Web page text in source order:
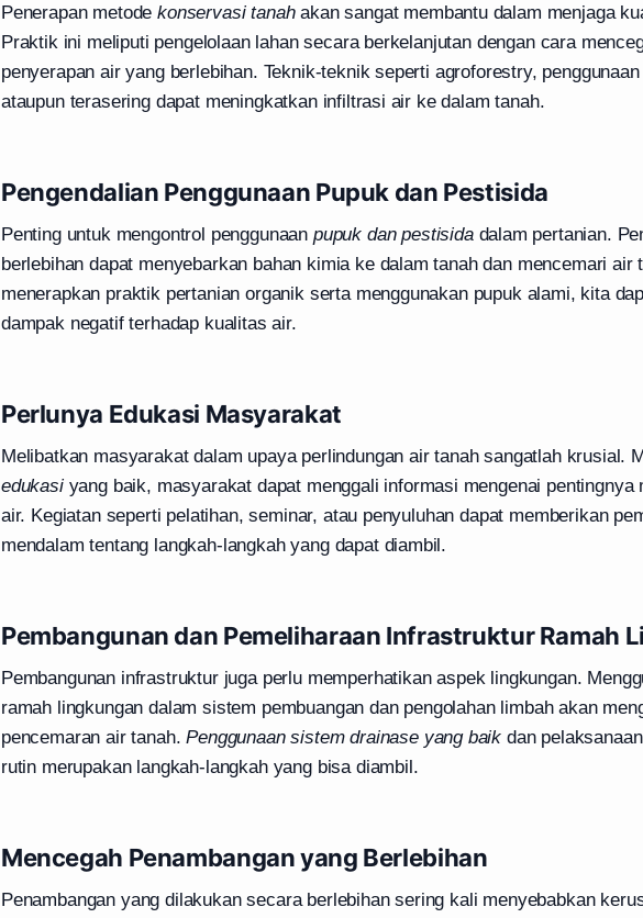
Penerapan metodekonservasi tanahakan sangat membantu dalam menjaga
Praktik ini meliputi pengelolaan lahan secara berkelanjutan dengan cara
penyerapan air yang berlebihan. Teknik-teknik seperti agroforestry,
ataupun terasering dapat meningkatkan infiltrasi air ke dalam tanah.
Pengendalian Penggunaan Pupuk dan Pestisida
Penting untuk mengontrol penggunaan pupuk dan pestisidadalam pertanian.
berlebihan dapat menyebarkan bahan kimia ke dalam tanah dan mencemari air
menerapkan praktik pertanian organik serta menggunakan pupuk alami, kita
dampak negatif terhadap kualitas air.
Perlunya Edukasi Masyarakat
Melibatkan masyarakat dalam upaya perlindungan air tanah sangatlah krusial.
edukasiyang baik, masyarakat dapat menggali informasi mengenai pentingnya
air. Kegiatan seperti pelatihan, seminar, atau penyuluhan dapat memberikan
mendalam tentang langkah-langkah yang dapat diambil.
Pembangunan dan Pemeliharaan Infrastruktur Ramah
Pembangunan infrastruktur juga perlu memperhatikan aspek lingkungan.
ramah lingkungan dalam sistem pembuangan dan pengolahan limbah akan
pencemaran air tanah.Penggunaan sistem drainase yang baik dan
rutin merupakan langkah-langkah yang bisa diambil.
Mencegah Penambangan yang Berlebihan
Penambangan yang dilakukan secara berlebihan sering kali menyebabkan